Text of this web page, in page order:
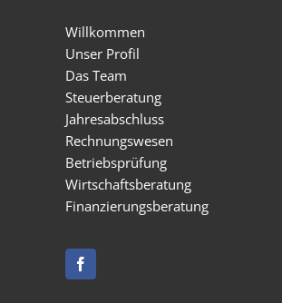
Willkommen
Unser Profil
Das Team
Steuerberatung
Jahresabschluss
Rechnungswesen
Betriebsprüfung
Wirtschaftsberatung
Finanzierungsberatung